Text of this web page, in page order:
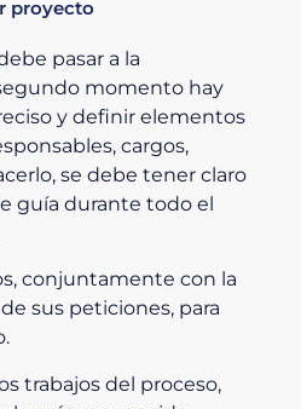
proyecto
pasar a la
momento hay
y definir elementos
cargos,
se debe tener claro
guía durante todo el
conjuntamente con la
sus peticiones, para
trabajos del proceso,